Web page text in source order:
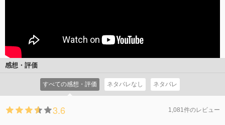
感想・評価
すべての感想・評価 ネタバレなし ネタバレ
3.6 1,081件のレビュー